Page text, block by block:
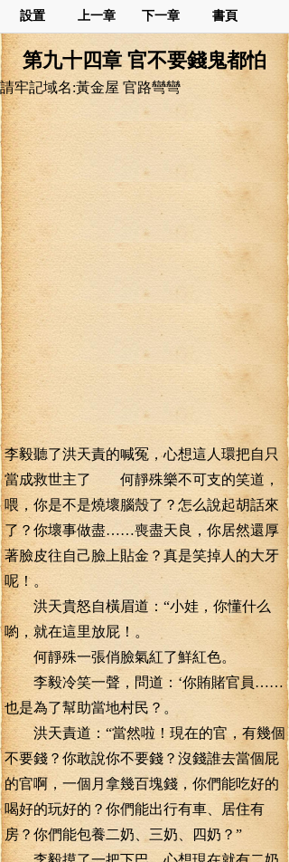
設置 上一章 下一章 書頁
第九十四章 官不要錢鬼都怕
請牢記域名:黃金屋 官路彎彎
李毅聽了洪天責的喊冤，心想這人環把自只
當成救世主了 何靜殊樂不可支的笑道，
喂，你是不是燒壞腦殼了？怎么說起胡話來
了？你壞事做盡……喪盡天良，你居然還厚
著臉皮往自己臉上貼金？真是笑掉人的大牙
呢！。
洪天貴怒自橫眉道：“小娃，你懂什么
喲，就在這里放屁！。
何靜殊一張俏臉氣紅了鮮紅色。
李毅冷笑一聲，問道：‘你賄賭官員……
也是為了幫助當地村民？。
洪天責道：“當然啦！現在的官，有幾個
不要錢？你敢說你不要錢？沒錢誰去當個屁
的官啊，一個月拿幾百塊錢，你們能吃好的
喝好的玩好的？你們能出行有車、居住有
房？你們能包養二奶、三奶、四奶？”